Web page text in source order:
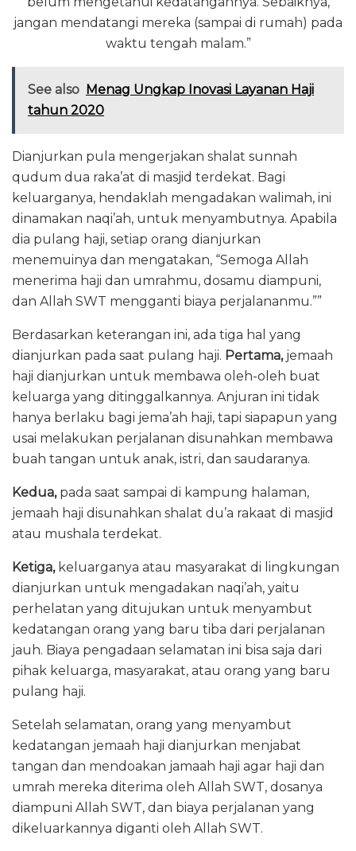
jangan mendatangi mereka (sampai di rumah) pada
waktu tengah malam.”
See also Menag Ungkap Inovasi Layanan Haji
tahun 2020
Dianjurkan pula mengerjakan shalat sunnah
qudum dua raka’at di masjid terdekat. Bagi
keluarganya, hendaklah mengadakan walimah, ini
dinamakan naqi’ah, untuk menyambutnya. Apabila
dia pulang haji, setiap orang dianjurkan
menemuinya dan mengatakan, “Semoga Allah
menerima haji dan umrahmu, dosamu diampuni,
dan Allah SWT mengganti biaya perjalananmu.””
Berdasarkan keterangan ini, ada tiga hal yang
dianjurkan pada saat pulang haji. Pertama,jemaah
haji dianjurkan untuk membawa oleh-oleh buat
keluarga yang ditinggalkannya. Anjuran ini tidak
hanya berlaku bagi jema’ah haji, tapi siapapun yang
usai melakukan perjalanan disunahkan membawa
buah tangan untuk anak, istri, dan saudaranya.
Kedua,pada saat sampai di kampung halaman,
jemaah haji disunahkan shalat du’a rakaat di masjid
atau mushala terdekat.
Ketiga,keluarganya atau masyarakat di lingkungan
dianjurkan untuk mengadakan naqi’ah, yaitu
perhelatan yang ditujukan untuk menyambut
kedatangan orang yang baru tiba dari perjalanan
jauh. Biaya pengadaan selamatan ini bisa saja dari
pihak keluarga, masyarakat, atau orang yang baru
pulang haji.
Setelah selamatan, orang yang menyambut
kedatangan jemaah haji dianjurkan menjabat
tangan dan mendoakan jamaah haji agar haji dan
umrah mereka diterima oleh Allah SWT, dosanya
diampuni Allah SWT, dan biaya perjalanan yang
dikeluarkannya diganti oleh Allah SWT.